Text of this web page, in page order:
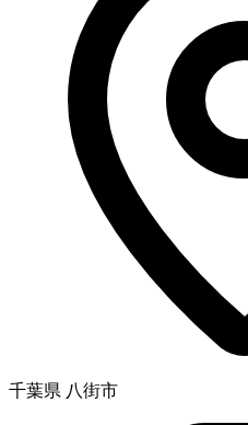
千葉県 八街市